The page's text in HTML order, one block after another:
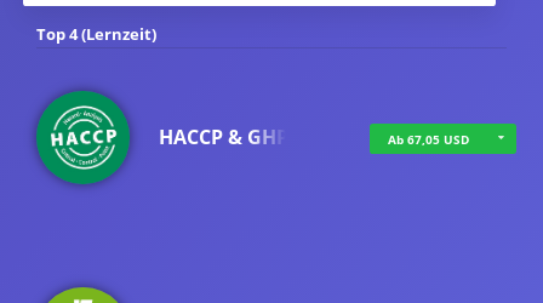
Top 4 (Lernzeit)
HACCP & GHP Ab 67,05 USD